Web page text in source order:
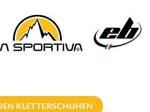
KLETTERSCHUHEN
gibt es viele interessante Beiträge
viele weitere Details zum Thema
× 15 cm